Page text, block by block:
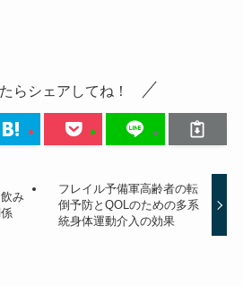
らシェアしてね！
み
フレイル予備軍高齢者の転
倒予防とQOLのための多系
統身体運動介入の効果